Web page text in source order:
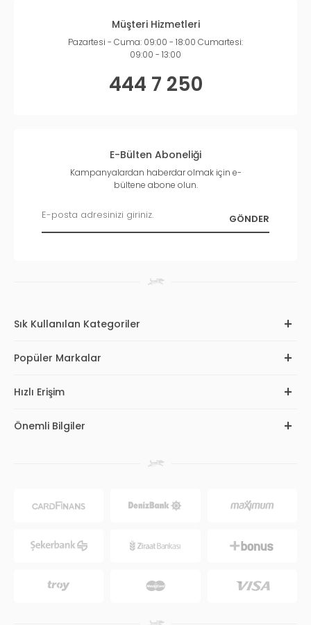
Müşteri Hizmetleri
Pazartesi - Cuma: 09:00 - 18:00 Cumartesi:
09:00 - 13:00
444 7 250
E-Bülten Aboneliği
Kampanyalardan haberdar olmak için e-
bültene abone olun.
Sık Kullanılan Kategoriler
Popüler Markalar
Hızlı Erişim
Önemli Bilgiler